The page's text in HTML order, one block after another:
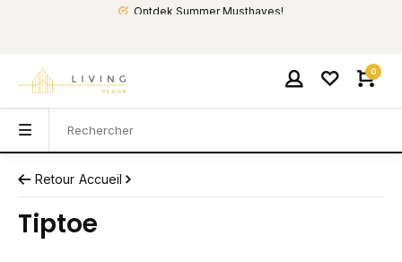
Ontdek Summer Musthaves!
0
Retour Accueil
Tiptoe